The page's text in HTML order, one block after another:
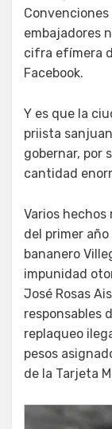
embajadores
cifra efímera
Facebook.
Y es que la
priista
gobernar, por
cantidad
Varios
del primer
bananero
impunidad
José Rosas
responsables
replaqueo
pesos
de la Tarjeta